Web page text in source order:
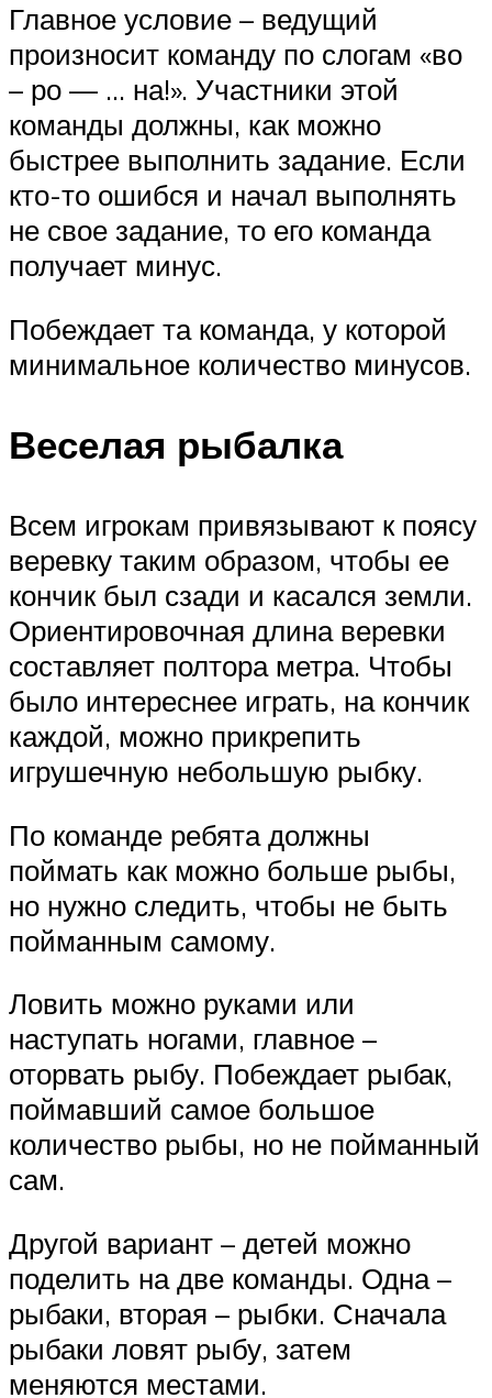
Главное условие – ведущий
произносит команду по слогам «во
– ро — … на!». Участники этой
команды должны, как можно
быстрее выполнить задание. Если
кто-то ошибся и начал выполнять
не свое задание, то его команда
получает минус.
Побеждает та команда, у которой
минимальное количество минусов.
Веселая рыбалка
Всем игрокам привязывают к поясу
веревку таким образом, чтобы ее
кончик был сзади и касался земли.
Ориентировочная длина веревки
составляет полтора метра. Чтобы
было интереснее играть, на кончик
каждой, можно прикрепить
игрушечную небольшую рыбку.
По команде ребята должны
поймать как можно больше рыбы,
но нужно следить, чтобы не быть
пойманным самому.
Ловить можно руками или
наступать ногами, главное –
оторвать рыбу. Побеждает рыбак,
поймавший самое большое
количество рыбы, но не пойманный
сам.
Другой вариант – детей можно
поделить на две команды. Одна –
рыбаки, вторая – рыбки. Сначала
рыбаки ловят рыбу, затем
меняются местами.